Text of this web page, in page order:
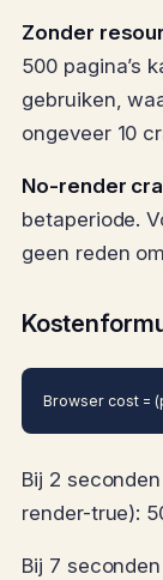
Zonder
500 pagina’s
gebruiken,
ongeveer 10
No-render
betaperiode.
geen reden
Browser cost =
Bij 2
render-true):
Bij 7